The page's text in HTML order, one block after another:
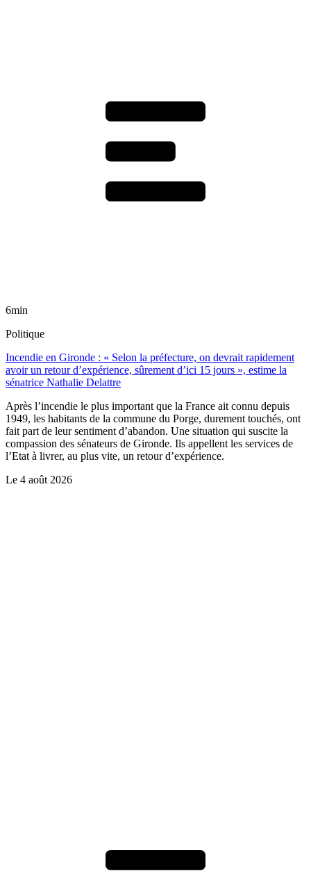
6min
Politique
Incendie en Gironde : « Selon la préfecture, on devrait rapidement
avoir un retour d’expérience, sûrement d’ici 15 jours », estime la
sénatrice Nathalie Delattre
Après l’incendie le plus important que la France ait connu depuis
1949, les habitants de la commune du Porge, durement touchés, ont
fait part de leur sentiment d’abandon. Une situation qui suscite la
compassion des sénateurs de Gironde. Ils appellent les services de
l’Etat à livrer, au plus vite, un retour d’expérience.
Le 4 août 2026